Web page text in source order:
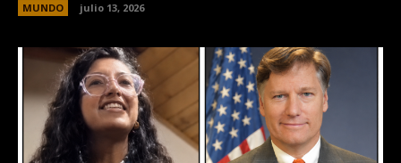
MUNDO julio 13, 2026